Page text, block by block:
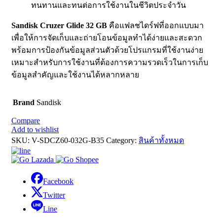
ทนทานและทนต่อการใช้งานในชีวิตประจำวัน
Sandisk Cruzer Glide 32 GB คือแฟลชไดร์ฟที่ออกแบบมา
เพื่อให้การจัดเก็บและถ่ายโอนข้อมูลทำได้ง่ายและสะดวก
พร้อมการป้องกันข้อมูลส่วนตัวด้วยโปรแกรมที่ใช้งานง่าย
เหมาะสำหรับการใช้งานที่ต้องการความรวดเร็วในการเก็บ
ข้อมูลสำคัญและใช้งานได้หลากหลาย
Brand Sandisk
Compare
Add to wishlist
SKU: V-SDCZ60-032G-B35 Category: สินค้าทั้งหมด
Facebook
Twitter
Line